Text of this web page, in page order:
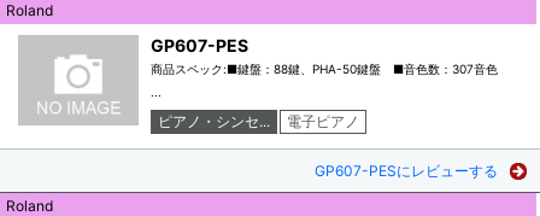
Roland
GP607-PES
商品スペック:■鍵盤：88鍵、PHA-50鍵盤 ■音色数：307音色
...
ピアノ・シンセ... 電子ピアノ
GP607-PESにレビューする
Roland